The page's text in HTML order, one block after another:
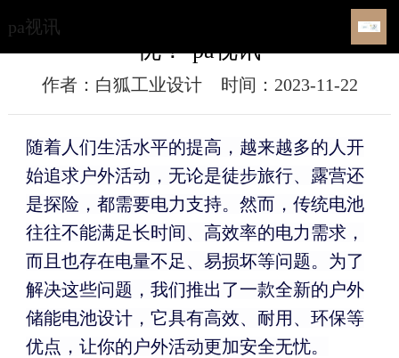
pa视讯
持久供电，保障你的户外活动安全无
忧！-pa视讯
作者：白狐工业设计 时间：2023-11-22
随着人们生活水平的提高，越来越多的人开
始追求户外活动，无论是徒步旅行、露营还
是探险，都需要电力支持。然而，传统电池
往往不能满足长时间、高效率的电力需求，
而且也存在电量不足、易损坏等问题。为了
解决这些问题，我们推出了一款全新的户外
储能电池设计，它具有高效、耐用、环保等
优点，让你的户外活动更加安全无忧。